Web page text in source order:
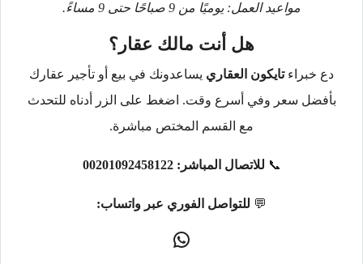
مواعيد العمل: يوميًا من 9 صباحًا حتى 9 مساءً.
هل أنت مالك عقار؟
دع خبراءتايكون العقاري يساعدونك في بيع أو تأجير عقارك
بأفضل سعر وفي أسرع وقت. اضغط على الزر أدناه للتحدث
مع القسم المختص مباشرة.
📞 للاتصال المباشر: 00201092458122
💬 للتواصل الفوري عبر واتساب: